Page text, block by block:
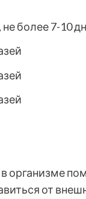
более 7-10
организме
от